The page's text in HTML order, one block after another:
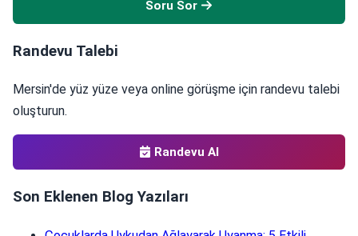
Soru Sor
Randevu Talebi
Mersin'de yüz yüze veya online görüşme için randevu talebi
oluşturun.
Randevu Al
Son Eklenen Blog Yazıları